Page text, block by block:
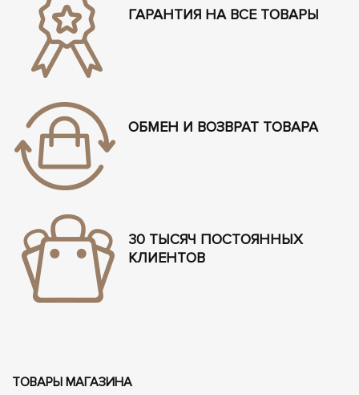
ГАРАНТИЯ НА ВСЕ ТОВАРЫ
ОБМЕН И ВОЗВРАТ ТОВАРА
30 ТЫСЯЧ ПОСТОЯННЫХ
КЛИЕНТОВ
ТОВАРЫ МАГАЗИНА